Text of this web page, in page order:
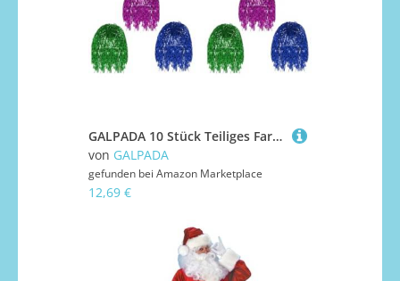
GALPADA 10 Stück Teiliges Farbige Lametta-perücken aus Kunststoff Leichte Modische Party Cosplay-perücken für Halloween Kostümfeste Maskeraden Buntes Glänzendes Zubehör
von GALPADA
gefunden bei Amazon Marketplace
12,69 €